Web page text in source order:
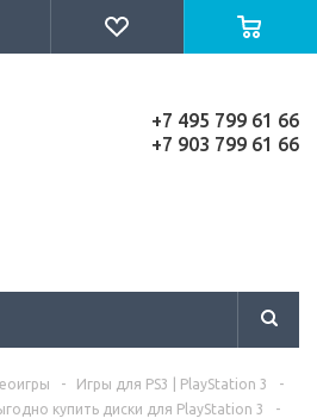
+7 495 799 61 66
+7 903 799 61 66
- Игры для PS3 | PlayStation 3
-
купить диски для PlayStation 3
-